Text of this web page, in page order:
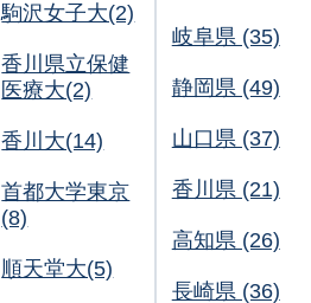
駒沢女子大(2)
香川県立保健
医療大(2)
香川大(14)
首都大学東京
(8)
順天堂大(5)
岐阜県 (35)
静岡県 (49)
山口県 (37)
香川県 (21)
高知県 (26)
長崎県 (36)